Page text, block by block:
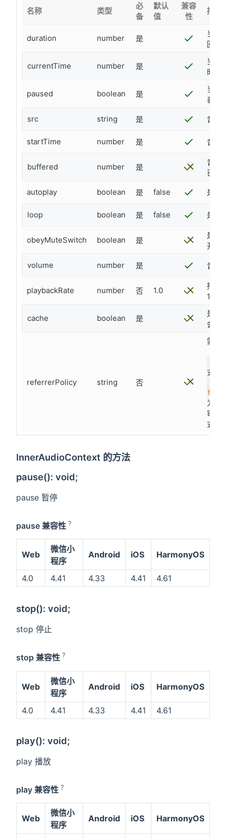
名称 类型
必
备
默认
值
兼容
性
描述
duration number 是
当前
回
currentTime number 是
当前
时返
paused boolean 是
当前
表示
src
string 是 音频
startTime number 是 音频
buffered number 是
音频
已缓
autoplay
boolean 是 false 是否
loop boolean 是 false 是否
obeyMuteSwitch boolean 是
是否
开了
volume
number 是 音量
playbackRate number 否 1.0
播放
1.0
cache boolean 是
是否
会缓
referrerPolicy string 否
需要
式固
为小
审核
式版
InnerAudioContext 的方法
pause(): void;
pause 暂停
pause 兼容性 ?
Web
微信小
程序
Android iOS HarmonyOS
4.0 4.41 4.33 4.41 4.61
stop(): void;
stop 停止
stop 兼容性 ?
Web
微信小
程序
Android iOS HarmonyOS
4.0 4.41 4.33 4.41 4.61
play(): void;
play 播放
play 兼容性?
Web
微信小
程序
Android iOS HarmonyOS